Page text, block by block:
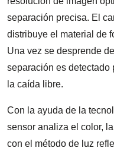
separación precisa. El
distribuye el material de
Una vez se desprende
separación es detectado
la caída libre.
Con la ayuda de la
sensor analiza el color,
con el método de luz